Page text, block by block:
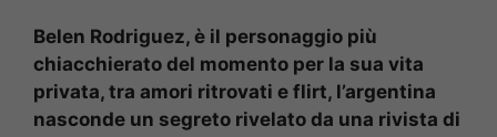
Belen Rodriguez, è il personaggio più
chiacchierato del momento per la sua vita
privata, tra amori ritrovati e flirt, l’argentina
nasconde un segreto rivelato da una rivista di